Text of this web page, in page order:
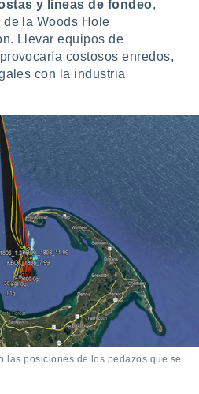
y líneas de fondeo,
la Woods Hole
Llevar equipos de
costosos enredos,
con la industria
las posiciones de los pedazos que se